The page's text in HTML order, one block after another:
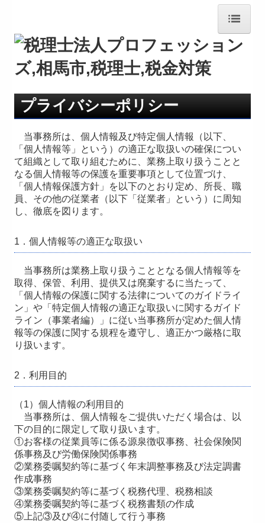
リンク集
サービス案内
法人・個人事業者の方
デジタル化支援
顧問契約の流れ
セミナー案内
よくある質問
採用情報
プライバシーポリシー
当事務所は、個人情報及び特定個人情報（以下、
「個人情報等」という）の適正な取扱いの確保につい
て組織として取り組むために、業務上取り扱うことと
なる個人情報等の保護を重要事項として位置づけ、
「個人情報保護方針」を以下のとおり定め、所長、職
員、その他の従業者（以下「従業者」という）に周知
し、徹底を図ります。
1．個人情報等の適正な取扱い
当事務所は業務上取り扱うこととなる個人情報等を
取得、保管、利用、提供又は廃棄するに当たって、
「個人情報の保護に関する法律についてのガイドライ
ン」や「特定個人情報の適正な取扱いに関するガイド
ライン（事業者編）」に従い当事務所が定めた個人情
報等の保護に関する規程を遵守し、適正かつ厳格に取
り扱います。
2．利用目的
（1）個人情報の利用目的
当事務所は、個人情報をご提供いただく場合は、以
下の目的に限定して取り扱います。
①お客様の従業員等に係る源泉徴収事務、社会保険関
係事務及び労働保険関係事務
②業務委嘱契約等に基づく年末調整事務及び法定調書
作成事務
③業務委嘱契約等に基づく税務代理、税務相談
④業務委嘱契約等に基づく税務書類の作成
⑤上記③及び④に付随して行う事務